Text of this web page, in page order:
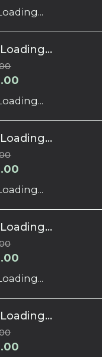
Loading...
Loading...
Loading...
Loading...